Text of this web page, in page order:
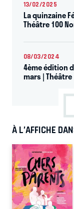
13/02/2025
La quinzaine
Théâtre 100
08/03/2024
4ème édition
mars | Théâtre
À L’AFFICHE